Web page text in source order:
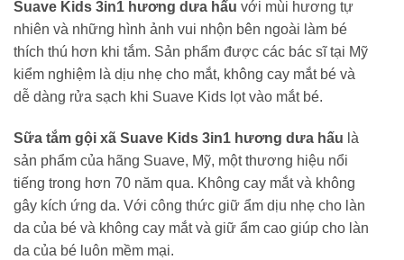
Suave Kids 3in1 hương dưa hấu với mùi hương tự
nhiên và những hình ảnh vui nhộn bên ngoài làm bé
thích thú hơn khi tắm. Sản phẩm được các bác sĩ tại Mỹ
kiểm nghiệm là dịu nhẹ cho mắt, không cay mắt bé và
dễ dàng rửa sạch khi Suave Kids lọt vào mắt bé.
Sữa tắm gội xã Suave Kids 3in1 hương dưa hấu là
sản phẩm của hãng Suave, Mỹ, một thương hiệu nổi
tiếng trong hơn 70 năm qua. Không cay mắt và không
gây kích ứng da. Với công thức giữ ẩm dịu nhẹ cho làn
da của bé và không cay mắt và giữ ẩm cao giúp cho làn
da của bé luôn mềm mại.